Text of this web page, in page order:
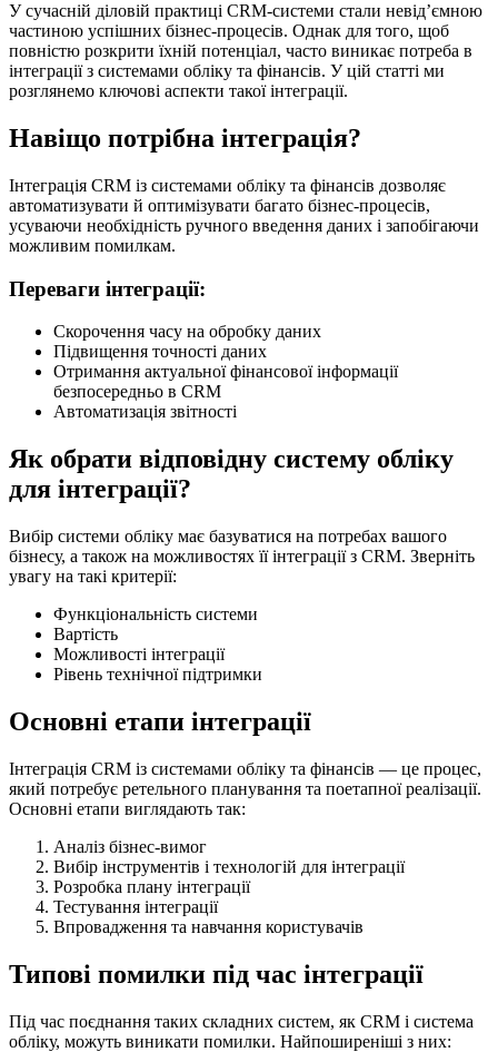
У сучасній діловій практиці CRM-системи стали невід’ємною
частиною успішних бізнес-процесів. Однак для того, щоб
повністю розкрити їхній потенціал, часто виникає потреба в
інтеграції з системами обліку та фінансів. У цій статті ми
розглянемо ключові аспекти такої інтеграції.
Навіщо потрібна інтеграція?
Інтеграція CRM із системами обліку та фінансів дозволяє
автоматизувати й оптимізувати багато бізнес-процесів,
усуваючи необхідність ручного введення даних і запобігаючи
можливим помилкам.
Переваги інтеграції:
Скорочення часу на обробку даних
Підвищення точності даних
Отримання актуальної фінансової інформації
безпосередньо в CRM
Автоматизація звітності
Як обрати відповідну систему обліку
для інтеграції?
Вибір системи обліку має базуватися на потребах вашого
бізнесу, а також на можливостях її інтеграції з CRM. Зверніть
увагу на такі критерії:
Функціональність системи
Вартість
Можливості інтеграції
Рівень технічної підтримки
Основні етапи інтеграції
Інтеграція CRM із системами обліку та фінансів — це процес,
який потребує ретельного планування та поетапної реалізації.
Основні етапи виглядають так:
Аналіз бізнес-вимог
Вибір інструментів і технологій для інтеграції
Розробка плану інтеграції
Тестування інтеграції
Впровадження та навчання користувачів
Типові помилки під час інтеграції
Під час поєднання таких складних систем, як CRM і система
обліку, можуть виникати помилки. Найпоширеніші з них: